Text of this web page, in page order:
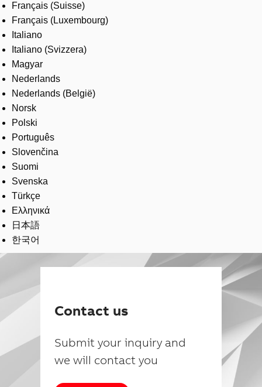
Français (Suisse)
Français (Luxembourg)
Italiano
Italiano (Svizzera)
Magyar
Nederlands
Nederlands (België)
Norsk
Polski
Português
Slovenčina
Suomi
Svenska
Türkçe
Ελληνικά
日本語
한국어
Contact us
Submit your inquiry and
we will contact you